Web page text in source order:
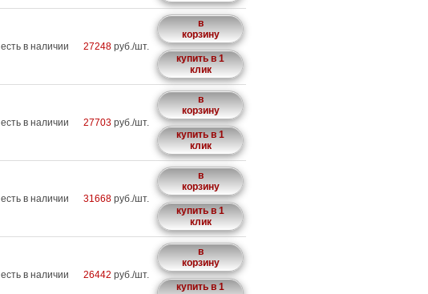
есть в наличии 27248 руб./шт.
в
корзину
купить в 1
клик
есть в наличии 27703 руб./шт.
в
корзину
купить в 1
клик
есть в наличии 31668 руб./шт.
в
корзину
купить в 1
клик
есть в наличии 26442 руб./шт.
в
корзину
купить в 1